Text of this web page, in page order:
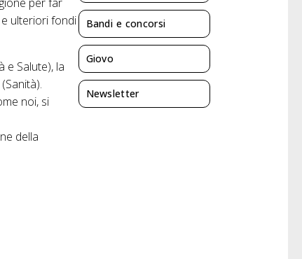
ulteriori fondi
e Salute), la
noi, si
della
Bandi e concorsi
Giovo
Newsletter